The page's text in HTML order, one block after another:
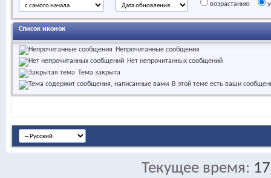
возрастанию
Список иконок
Непрочитанные сообщения
Нет непрочитанных сообщений
Тема закрыта
В этой теме есть ваши
Текущее время: